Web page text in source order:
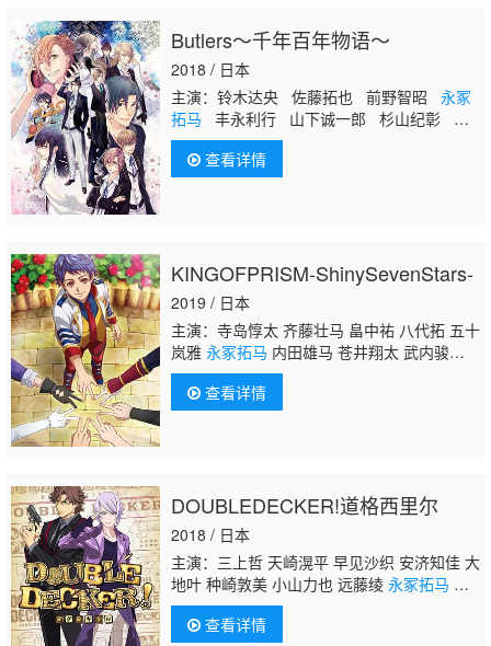
Butlers～千年百年物语～
2018 / 日本
主演：铃木达央 佐藤拓也 前野智昭 永冢
拓马 丰永利行 山下诚一郎 杉山纪彰 大
桥贤一郎 河本启佑 斋贺光希 小林千晃
三泽纱千香
查看详情
KINGOFPRISM-ShinySevenStars-
2019 / 日本
主演：寺岛惇太 齐藤壮马 畠中祐 八代拓 五十
岚雅 永冢拓马 内田雄马 苍井翔太 武内骏
辅 杉田智和 柿原彻也 前野智昭 增田俊树 关
俊彦 森久保祥太郎 浪川大辅 三木真一郎
查看详情
DOUBLEDECKER!道格西里尔
2018 / 日本
主演：三上哲 天崎滉平 早见沙织 安济知佳 大
地叶 种崎敦美 小山力也 远藤绫 永冢拓马 矶
边万沙子 小山刚志 藤原祐规 浪川大辅 青山
穰 玄田哲章 上田燿司
查看详情